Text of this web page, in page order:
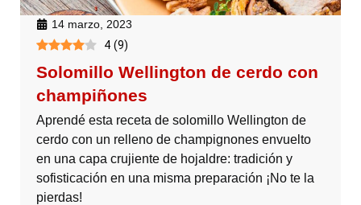
14 marzo, 2023
4 (9)
Solomillo Wellington de cerdo con
champiñones
Aprendé esta receta de solomillo Wellington de
cerdo con un relleno de champignones envuelto
en una capa crujiente de hojaldre: tradición y
sofisticación en una misma preparación ¡No te la
pierdas!